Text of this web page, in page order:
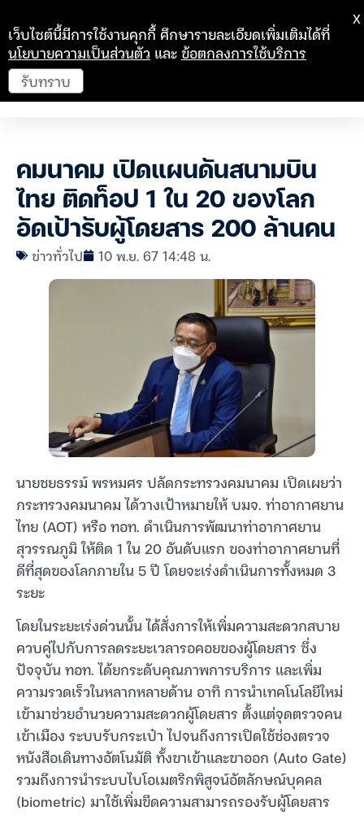
คมนาคม เปิดแผนดันสนามบิน
ไทย ติดท็อป 1 ใน 20 ของโลก
อัดเป้ารับผู้โดยสาร 200 ล้านคน
ข่าวทั่วไป 10 พ.ย. 67 14:48 น.
นายชยธรรม์ พรหมศร ปลัดกระทรวงคมนาคม เปิดเผยว่า
กระทรวงคมนาคม ได้วางเป้าหมายให้ บมจ. ท่าอากาศยาน
ไทย (AOT) หรือ ทอท. ดำเนินการพัฒนาท่าอากาศยาน
สุวรรณภูมิ ให้ติด 1 ใน 20 อันดับแรก ของท่าอากาศยานที่
ดีที่สุดของโลกภายใน 5 ปี โดยจะเร่งดำเนินการทั้งหมด 3
ระยะ
โดยในระยะเร่งด่วนนั้น ได้สั่งการให้เพิ่มความสะดวกสบาย
ควบคู่ไปกับการลดระยะเวลารอคอยของผู้โดยสาร ซึ่ง
ปัจจุบัน ทอท. ได้ยกระดับคุณภาพการบริการ และเพิ่ม
ความรวดเร็วในหลากหลายด้าน อาทิ การนำเทคโนโลยีใหม่
เข้ามาช่วยอำนวยความสะดวกผู้โดยสาร ตั้งแต่จุดตรวจคน
เข้าเมือง ระบบรับกระเป๋า ไปจนถึงการเปิดใช้ช่องตรวจ
หนังสือเดินทางอัตโนมัติ ทั้งขาเข้าและขาออก (Auto Gate)
รวมถึงการนำระบบไบโอเมตริกพิสูจน์อัตลักษณ์บุคคล
(biometric) มาใช้เพิ่มขีดความสามารถรองรับผู้โดยสาร
เว็บไซต์นี้มีการใช้งานคุกกี้ ศึกษารายละเอียดเพิ่มเติมได้ที่
นโยบายความเป็นส่วนตัว และข้อตกลงการใช้บริการ
รับทราบ
X